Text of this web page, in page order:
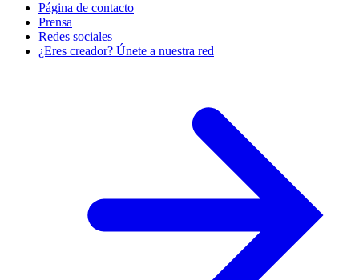
Página de contacto
Prensa
Redes sociales
¿Eres creador? Únete a nuestra red